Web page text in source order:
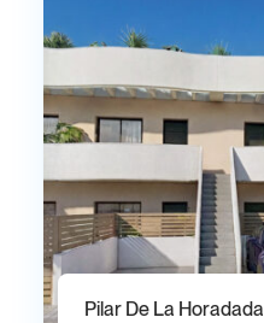
Pilar De La Horadada